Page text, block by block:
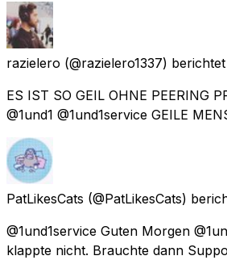
razielero (@razielero1337) berichtet
ES IST SO GEIL OHNE PEERING
@1und1 @1und1service GEILE
PatLikesCats (@PatLikesCats)
@1und1service Guten Morgen
klappte nicht. Brauchte dann